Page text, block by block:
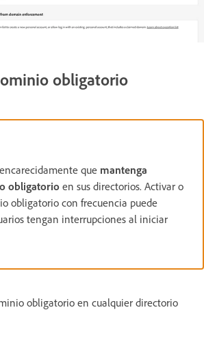
obligatorio
que mantenga
obligatorio en sus directorios. Activar o
obligatorio con frecuencia puede
tengan interrupciones al iniciar
obligatorio en cualquier directorio